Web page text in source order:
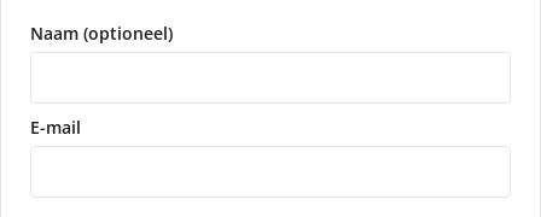
Naam (optioneel)
E-mail